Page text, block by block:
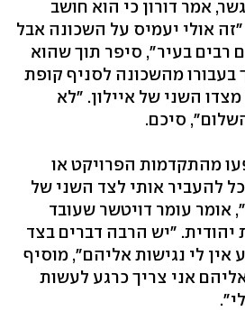
אמר דורון כי הוא חושב
"זה אולי יעמיס על השכונה אבל
רבים בעיר", סיפר תוך שהוא
בעבורו מהשכונה לסניף קופת
השני של איילון. "לא
סיכם.
מהתקדמות הפרויקט או
להעביר אותי לצד השני של
אומר עומר דויטשר שעובד
יהודית. "יש הרבה דברים בצד
לי נגישות אליהם", מוסיף
אני צריך כרגע לעשות